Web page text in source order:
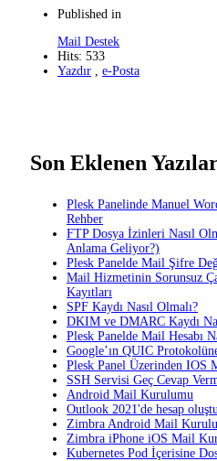
Published in
Mail Destek
Hits: 533
Yazdır
e-Posta
Son Eklenen
Plesk Panelinde Manuel
Rehber
FTP Dosya İzinleri Nasıl
Anlama Geliyor?)
Plesk Panelde Mail Şifre
Mail Hizmetinin Sorunsuz
Kayıtları
SPF Kaydı Nasıl Olmalı?
DKIM ve DMARC Kaydı
Plesk Panelde Mail Hesabı
Google’ın QUIC
Plesk Panel Üzerinden IOS
SSH Servisi Geç Cevap
Android Mail Kurulumu
Outlook 2021'de hesap
Zimbra Android Mail
Zimbra iPhone iOS Mail
Kubernetes Pod İçerisine